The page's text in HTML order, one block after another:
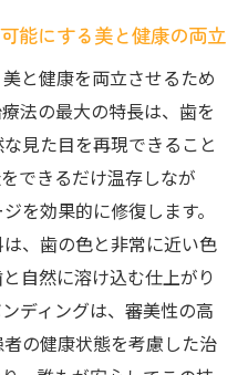
能にする美と健康の両立
と健康を両立させるため
法の最大の特長は、歯を
見た目を再現できること
できるだけ温存しなが
を効果的に修復します。
、歯の色と非常に近い色
自然に溶け込む仕上がり
ディングは、審美性の高
の健康状態を考慮した治